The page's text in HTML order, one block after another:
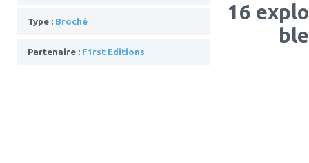
Type : Broché
Partenaire : F1rst Editions
16